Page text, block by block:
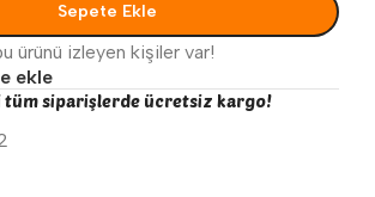
Sepete Ekle
ürünü izleyen kişiler var!
ekle
siparişlerde ücretsiz kargo!